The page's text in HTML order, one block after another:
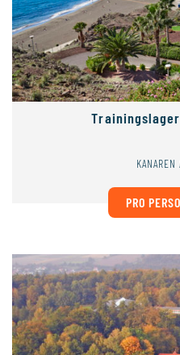
PRO